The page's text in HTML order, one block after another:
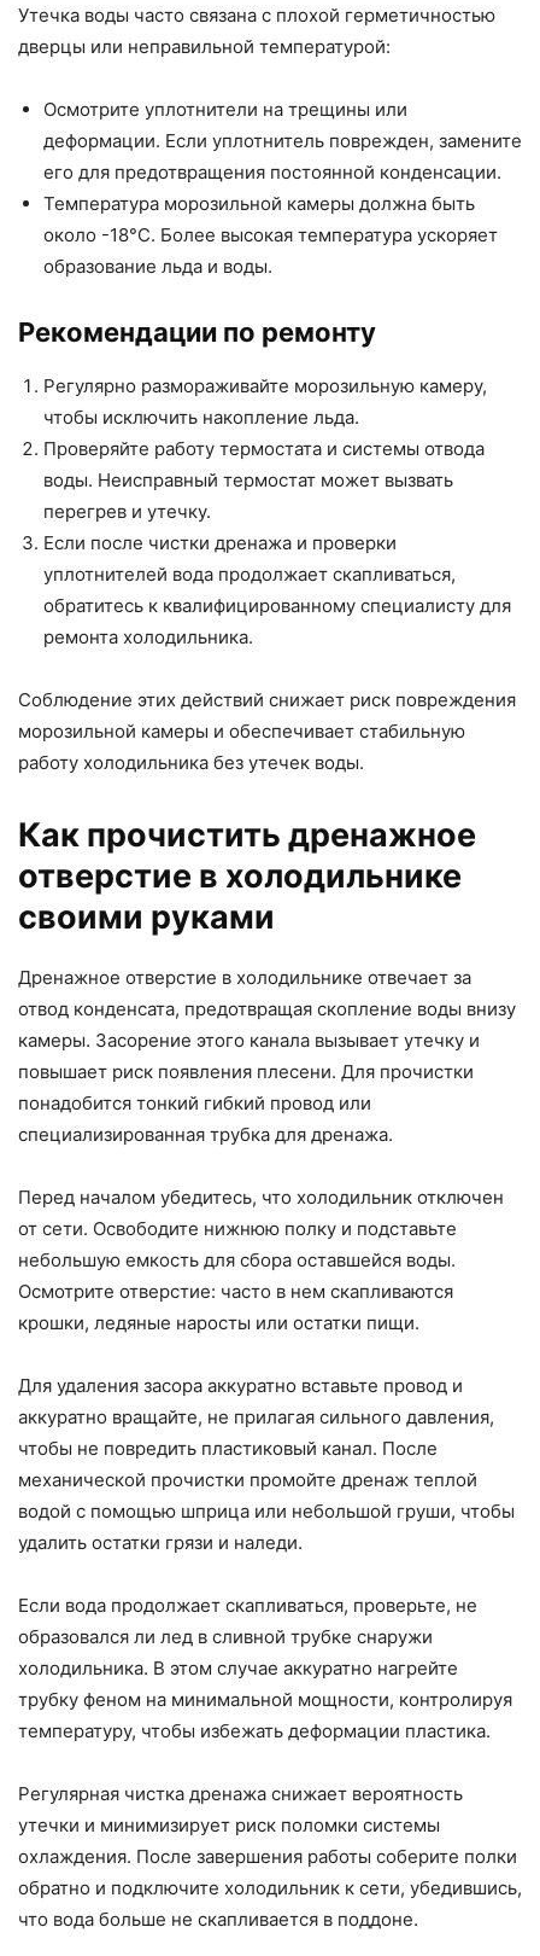
Утечка воды часто связана с плохой герметичностью
дверцы или неправильной температурой:
Осмотрите уплотнители на трещины или
деформации. Если уплотнитель поврежден, замените
его для предотвращения постоянной конденсации.
Температура морозильной камеры должна быть
около -18°С. Более высокая температура ускоряет
образование льда и воды.
Рекомендации по ремонту
Регулярно размораживайте морозильную камеру,
чтобы исключить накопление льда.
Проверяйте работу термостата и системы отвода
воды. Неисправный термостат может вызвать
перегрев и утечку.
Если после чистки дренажа и проверки
уплотнителей вода продолжает скапливаться,
обратитесь к квалифицированному специалисту для
ремонта холодильника.
Соблюдение этих действий снижает риск повреждения
морозильной камеры и обеспечивает стабильную
работу холодильника без утечек воды.
Как прочистить дренажное
отверстие в холодильнике
своими руками
Дренажное отверстие в холодильнике отвечает за
отвод конденсата, предотвращая скопление воды внизу
камеры. Засорение этого канала вызывает утечку и
повышает риск появления плесени. Для прочистки
понадобится тонкий гибкий провод или
специализированная трубка для дренажа.
Перед началом убедитесь, что холодильник отключен
от сети. Освободите нижнюю полку и подставьте
небольшую емкость для сбора оставшейся воды.
Осмотрите отверстие: часто в нем скапливаются
крошки, ледяные наросты или остатки пищи.
Для удаления засора аккуратно вставьте провод и
аккуратно вращайте, не прилагая сильного давления,
чтобы не повредить пластиковый канал. После
механической прочистки промойте дренаж теплой
водой с помощью шприца или небольшой груши, чтобы
удалить остатки грязи и наледи.
Если вода продолжает скапливаться, проверьте, не
образовался ли лед в сливной трубке снаружи
холодильника. В этом случае аккуратно нагрейте
трубку феном на минимальной мощности, контролируя
температуру, чтобы избежать деформации пластика.
Регулярная чистка дренажа снижает вероятность
утечки и минимизирует риск поломки системы
охлаждения. После завершения работы соберите полки
обратно и подключите холодильник к сети, убедившись,
что вода больше не скапливается в поддоне.